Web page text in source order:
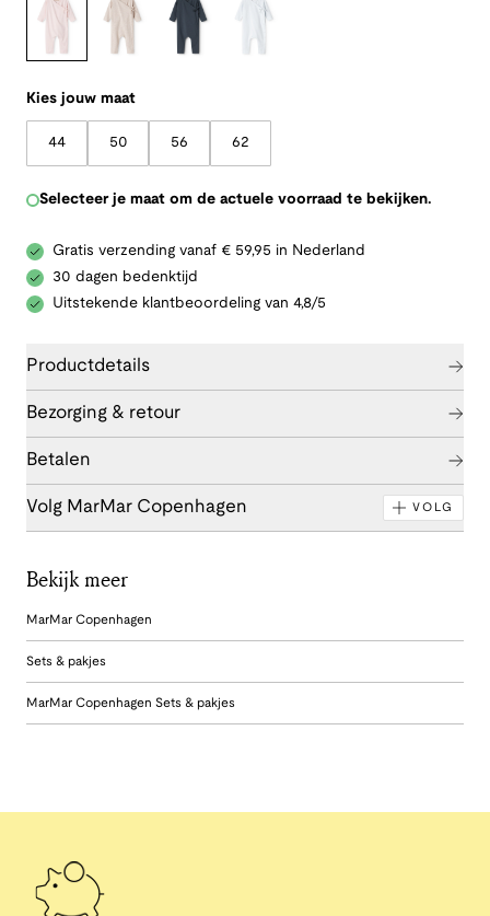
Kies jouw maat
44 50 56 62
Selecteer je maat om de actuele voorraad te bekijken.
Gratis verzending vanaf € 59,95 in Nederland
30 dagen bedenktijd
Uitstekende klantbeoordeling van 4,8/5
Productdetails
Bezorging & retour
Betalen
Volg MarMar Copenhagen VOLG
Bekijk meer
MarMar Copenhagen
Sets & pakjes
MarMar Copenhagen Sets & pakjes